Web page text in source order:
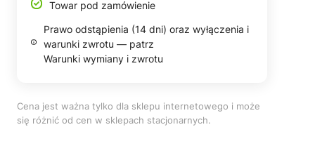
Towar pod zamówienie
Prawo odstąpienia (14 dni) oraz wyłączenia i
warunki zwrotu — patrz
Warunki wymiany i zwrotu
Cena jest ważna tylko dla sklepu internetowego i może
się różnić od cen w sklepach stacjonarnych.